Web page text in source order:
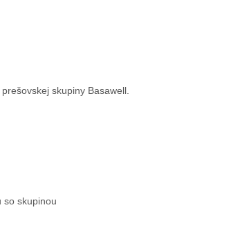
skupiny Basawell.
so skupinou